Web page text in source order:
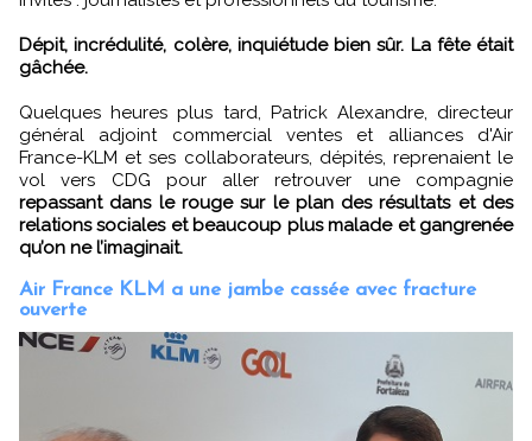
Dépit, incrédulité, colère, inquiétude bien sûr. La fête était
gâchée.
Quelques heures plus tard, Patrick Alexandre, directeur
général adjoint commercial ventes et alliances d'Air
France-KLM et ses collaborateurs, dépités, reprenaient le
vol vers CDG pour aller retrouver une compagnie
repassant dans le rouge sur le plan des résultats et des
relations sociales et beaucoup plus malade et gangrenée
qu’on ne l’imaginait.
Air France KLM a une jambe cassée avec fracture
ouverte